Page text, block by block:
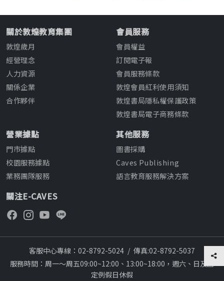
關於敦煌教育集團
敦煌歲月
經營理念
人力資源
關係企業
合作夥伴
會員服務
會員權益
訂閱電子報
會員服務條款
敦煌會員紅利使用須知
敦煌書局隱私權保護政策
敦煌書局電子商務條款
營業據點
門市據點
校園服務據點
業務團隊服務
其他服務
圖書採購
Caves Publishing
語言教育服務解決方案
關注E-CAVES
客服中心專線：02-8792-5024 / 傳真:02-8792-5037
服務時間：周一～周五09:00~12:00、13:00~18:00，週六、日及國
定例假日休假